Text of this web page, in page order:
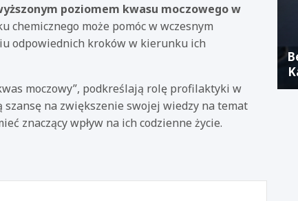
poziomem kwasu moczowego w
może pomóc w wczesnym
odpowiednich kroków w kierunku ich
moczowy”, podkreślają rolę profilaktyki w
na zwiększenie swojej wiedzy na temat
znaczący wpływ na ich codzienne życie.